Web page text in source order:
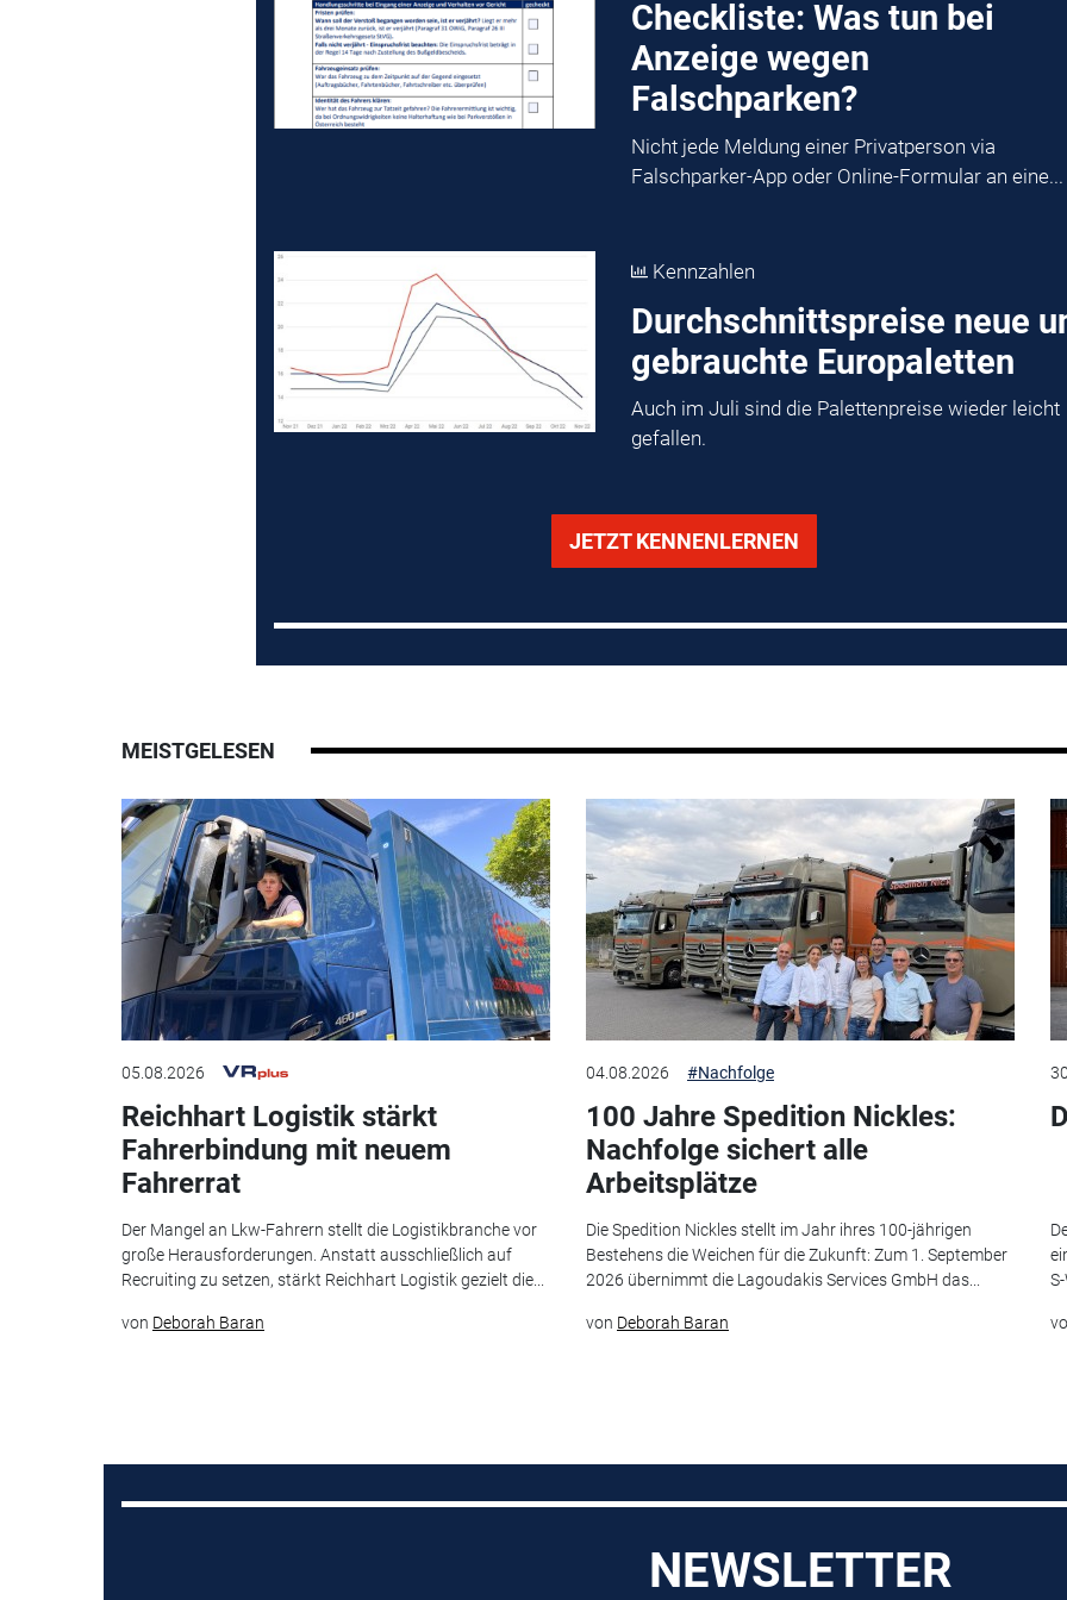
Checkliste: Was tun bei
Anzeige wegen
Falschparken?
Nicht jede Meldung einer Privatperson via
Falschparker-App oder Online-Formular an eine...
Kennzahlen
Durchschnittspreise neue
gebrauchte Europaletten
Auch im Juli sind die Palettenpreise wieder leicht
gefallen.
JETZT KENNENLERNEN
MEISTGELESEN
05.08.2026
Reichhart Logistik stärkt
Fahrerbindung mit neuem
Fahrerrat
Der Mangel an Lkw-Fahrern stellt die Logistikbranche vor
große Herausforderungen. Anstatt ausschließlich auf
Recruiting zu setzen, stärkt Reichhart Logistik gezielt die...
von Deborah Baran
04.08.2026 #Nachfolge
100 Jahre Spedition Nickles:
Nachfolge sichert alle
Arbeitsplätze
Die Spedition Nickles stellt im Jahr ihres 100-jährigen
Bestehens die Weichen für die Zukunft: Zum 1. September
2026 übernimmt die Lagoudakis Services GmbH das...
von Deborah Baran
NEWSLETTER